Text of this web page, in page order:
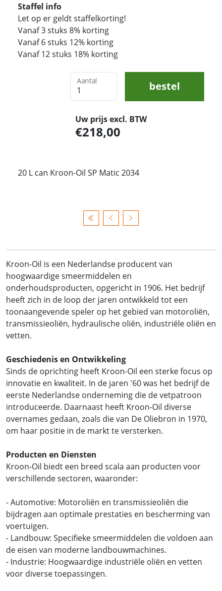
Staffel info
Let op er geldt staffelkorting!
Vanaf 3 stuks 8% korting
Vanaf 6 stuks 12% korting
Vanaf 12 stuks 18% korting
Aantal bestel
Uw prijs excl. BTW
218,00
20 L can Kroon-Oil SP Matic 2034
Kroon-Oil is een Nederlandse producent van
hoogwaardige smeermiddelen en
onderhoudsproducten, opgericht in 1906. Het bedrijf
heeft zich in de loop der jaren ontwikkeld tot een
toonaangevende speler op het gebied van motoroliën,
transmissieoliën, hydraulische oliën, industriële oliën en
vetten.
Geschiedenis en Ontwikkeling
Sinds de oprichting heeft Kroon-Oil een sterke focus op
innovatie en kwaliteit. In de jaren '60 was het bedrijf de
eerste Nederlandse onderneming die de vetpatroon
introduceerde. Daarnaast heeft Kroon-Oil diverse
overnames gedaan, zoals die van De Oliebron in 1970,
om haar positie in de markt te versterken.
Producten en Diensten
Kroon-Oil biedt een breed scala aan producten voor
verschillende sectoren, waaronder:
- Automotive: Motoroliën en transmissieoliën die
bijdragen aan optimale prestaties en bescherming van
voertuigen.
- Landbouw: Specifieke smeermiddelen die voldoen aan
de eisen van moderne landbouwmachines.
- Industrie: Hoogwaardige industriële oliën en vetten
voor diverse toepassingen.